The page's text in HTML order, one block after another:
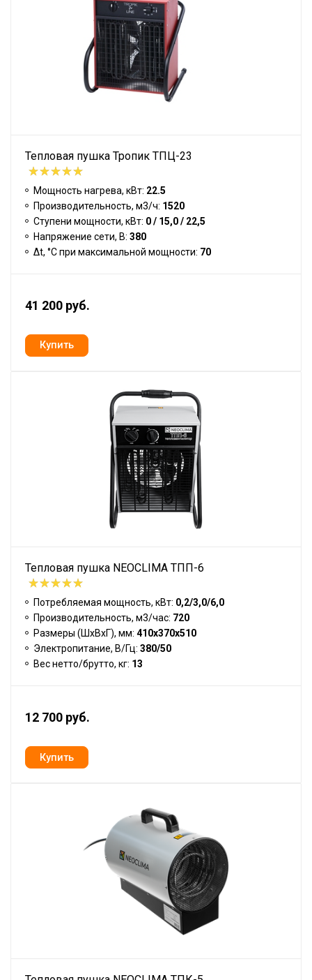
Тепловая пушка Тропик ТПЦ-23
Мощность нагрева, кВт: 22.5
Производительность, м3/ч: 1520
Ступени мощности, кВт: 0 / 15,0 / 22,5
Напряжение сети, В: 380
Δt, °C при максимальной мощности: 70
41 200 руб.
Тепловая пушка NEOCLIMA ТПП-6
Потребляемая мощность, кВт: 0,2/3,0/6,0
Производительность, м3/час: 720
Размеры (ШхВхГ), мм: 410х370х510
Электропитание, В/Гц: 380/50
Вес нетто/брутто, кг: 13
12 700 руб.